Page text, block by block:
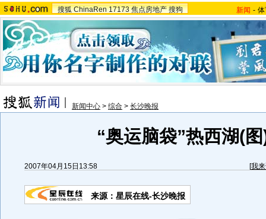
搜狐 ChinaRen 17173 焦点房地产 搜狗 新闻 -
新闻中心 > 综合 > 长沙晚报
“奥运脑袋”热西湖(
2007年04月15日13:58 [我
来源：星辰在线-长沙晚报